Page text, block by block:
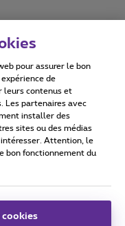
statement
pour assurer le bon
de
leurs contenus et
Les partenaires avec
installer des
sites ou des médias
intéresser. Attention, le
bon fonctionnement du
cookies